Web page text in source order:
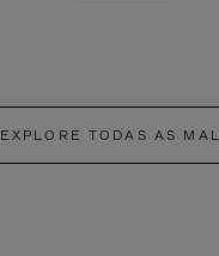
EXPLORE TODAS AS